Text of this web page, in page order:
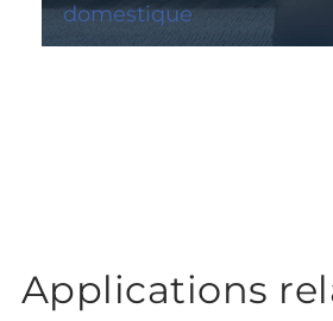
domestique
Applications